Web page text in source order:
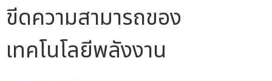
ขีดความสามารถของ
เทคโนโลยีพลังงาน